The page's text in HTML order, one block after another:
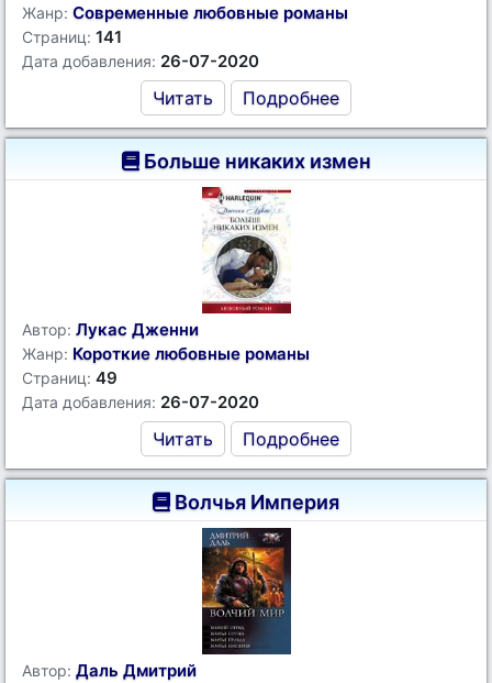
Жанр: Современные любовные романы
Страниц: 141
Дата добавления: 26-07-2020
Читать Подробнее
Больше никаких измен
Автор: Лукас Дженни
Жанр: Короткие любовные романы
Страниц: 49
Дата добавления: 26-07-2020
Читать Подробнее
Волчья Империя
Автор: Даль Дмитрий